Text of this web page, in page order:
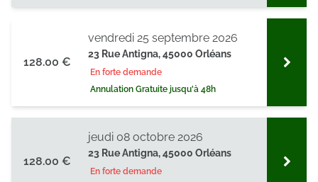
128.00 €
23 Rue Antigna, 45000 Orléans
En forte demande
Annulation Gratuite jusqu'à 48h
vendredi 25 septembre 2026
128.00 €
23 Rue Antigna, 45000 Orléans
En forte demande
jeudi 08 octobre 2026